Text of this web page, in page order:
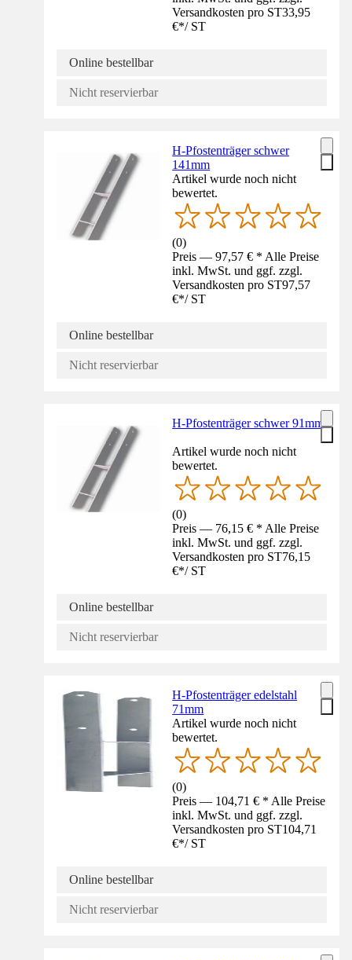
Versandkosten pro ST33,95
€*/ ST
Online bestellbar
Nicht reservierbar
H-Pfostenträger schwer
141mm
Artikel wurde noch nicht
bewertet.
(0)
Preis — 97,57 € * Alle Preise
inkl. MwSt. und ggf. zzgl.
Versandkosten pro ST97,57
€*/ ST
Online bestellbar
Nicht reservierbar
H-Pfostenträger schwer 91mm
Artikel wurde noch nicht
bewertet.
(0)
Preis — 76,15 € * Alle Preise
inkl. MwSt. und ggf. zzgl.
Versandkosten pro ST76,15
€*/ ST
Online bestellbar
Nicht reservierbar
H-Pfostenträger edelstahl
71mm
Artikel wurde noch nicht
bewertet.
(0)
Preis — 104,71 € * Alle Preise
inkl. MwSt. und ggf. zzgl.
Versandkosten pro ST104,71
€*/ ST
Online bestellbar
Nicht reservierbar